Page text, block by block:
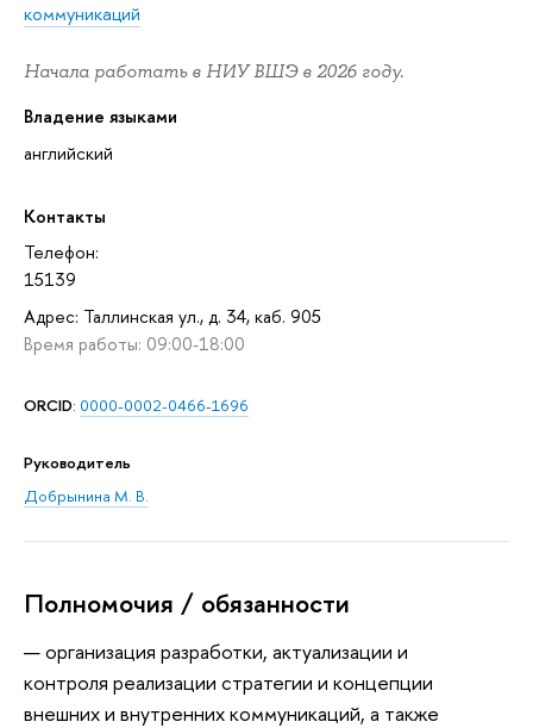
коммуникаций
Начала работать в НИУ ВШЭ в 2026 году.
Владение языками
английский
Контакты
Телефон:
15139
Адрес: Таллинская ул., д. 34, каб. 905
Время работы: 09:00-18:00
ORCID: 0000-0002-0466-1696
Руководитель
Добрынина М. В.
Полномочия / обязанности
организация разработки, актуализации и
контроля реализации стратегии и концепции
внешних и внутренних коммуникаций, а также